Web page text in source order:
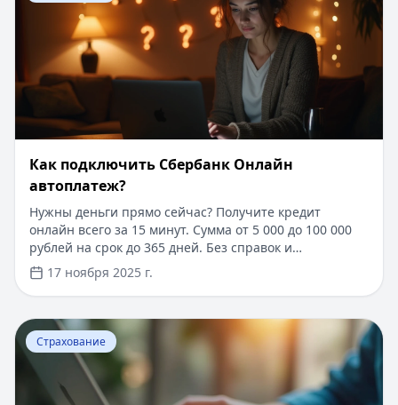
Как подключить Сбербанк Онлайн
автоплатеж?
Нужны деньги прямо сейчас? Получите кредит
онлайн всего за 15 минут. Сумма от 5 000 до 100 000
рублей на срок до 365 дней. Без справок и
поручителей, достаточно только паспорта. Решение
принимается автоматически, деньги поступают на
карту сразу после одобрения. Процентная ставка от
0.9% в день, для новых клиентов первый займ под 0%.
Узнайте, как настроить автоплатеж для
своевременного погашения кредита и избежать
просрочек.
17 ноября 2025 г.
Перейти к статье:​Страховое свидетельство
Страхование